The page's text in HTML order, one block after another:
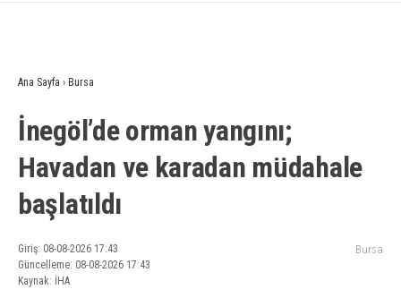
Ana Sayfa › Bursa
İnegöl’de orman yangını;
Havadan ve karadan müdahale
başlatıldı
Giriş: 08-08-2026 17:43
Güncelleme: 08-08-2026 17:43
Kaynak: İHA
Bursa